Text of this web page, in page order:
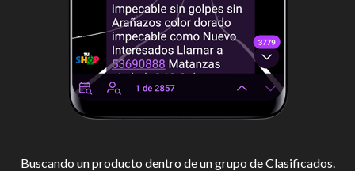
Buscando un producto dentro de un grupo de Clasificados.